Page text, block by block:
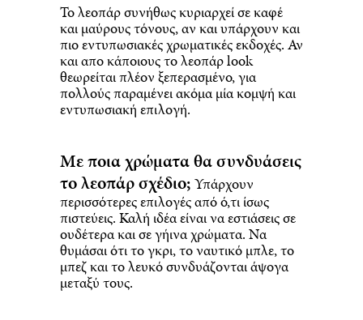
Το λεοπάρ συνήθως κυριαρχεί σε καφέ
και μαύρους τόνους, αν και υπάρχουν και
πιο εντυπωσιακές χρωματικές εκδοχές. Αν
και απο κάποιους το λεοπάρ look
θεωρείται πλέον ξεπερασμένο, για
πολλούς παραμένει ακόμα μία κομψή και
εντυπωσιακή επιλογή.
Με ποια χρώματα θα συνδυάσεις
το λεοπάρ σχέδιο; Υπάρχουν
περισσότερες επιλογές από ό,τι ίσως
πιστεύεις. Καλή ιδέα είναι να εστιάσεις σε
ουδέτερα και σε γήινα χρώματα. Να
θυμάσαι ότι το γκρι, το ναυτικό μπλε, το
μπεζ και το λευκό συνδυάζονται άψογα
μεταξύ τους.